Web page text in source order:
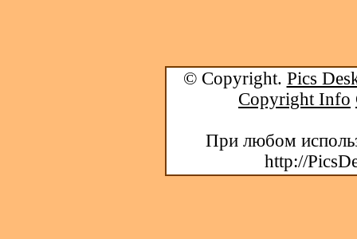
© Copyright. Pics
Copyright Info
При любом
http://